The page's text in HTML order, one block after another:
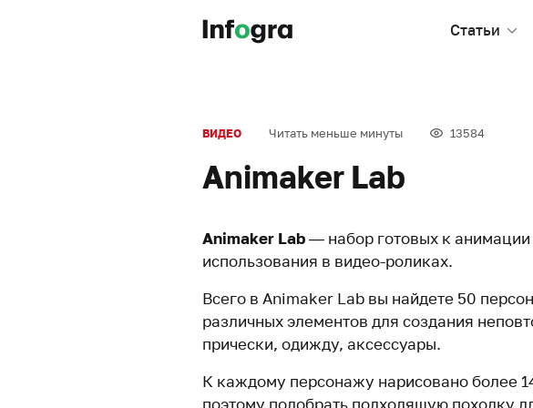
Статьи
ВИДЕО Читать меньше минуты 13584
Animaker Lab
Animaker Lab— набор готовых к
использования в видео-роликах.
Всего в Animaker Lab вы найдете 50
различных элементов для создания
прически, одижду, аксессуары.
К каждому персонажу нарисовано более
поэтому подобрать подходящую походку